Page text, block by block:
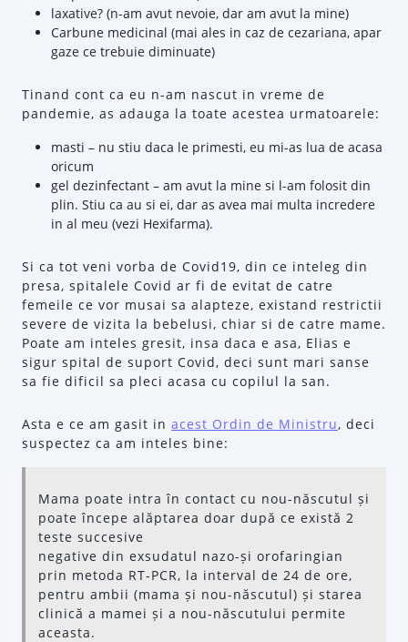
laxative? (n-am avut nevoie, dar am avut la mine)
Carbune medicinal (mai ales in caz de cezariana, apar
gaze ce trebuie diminuate)
Tinand cont ca eu n-am nascut in vreme de
pandemie, as adauga la toate acestea urmatoarele:
masti – nu stiu daca le primesti, eu mi-as lua de acasa
oricum
gel dezinfectant – am avut la mine si l-am folosit din
plin. Stiu ca au si ei, dar as avea mai multa incredere
in al meu (vezi Hexifarma).
Si ca tot veni vorba de Covid19, din ce inteleg din
presa, spitalele Covid ar fi de evitat de catre
femeile ce vor musai sa alapteze, existand restrictii
severe de vizita la bebelusi, chiar si de catre mame.
Poate am inteles gresit, insa daca e asa, Elias e
sigur spital de suport Covid, deci sunt mari sanse
sa fie dificil sa pleci acasa cu copilul la san.
Asta e ce am gasit in acest Ordin de Ministru, deci
suspectez ca am inteles bine:
Mama poate intra în contact cu nou-născutul și
poate începe alăptarea doar după ce există 2
teste succesive
negative din exsudatul nazo-și orofaringian
prin metoda RT-PCR, la interval de 24 de ore,
pentru ambii (mama și nou-născutul) și starea
clinică a mamei și a nou-născutului permite
aceasta.